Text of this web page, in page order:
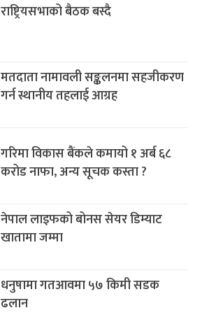
राष्ट्रियसभाको बैठक बस्दै
मतदाता नामावली सङ्कलनमा सहजीकरण
गर्न स्थानीय तहलाई आग्रह
गरिमा विकास बैंकले कमायो १ अर्ब ६८
करोड नाफा, अन्य सूचक कस्ता ?
नेपाल लाइफको बोनस सेयर डिम्याट
खातामा जम्मा
धनुषामा गतआवमा ५७ किमी सडक
ढलान